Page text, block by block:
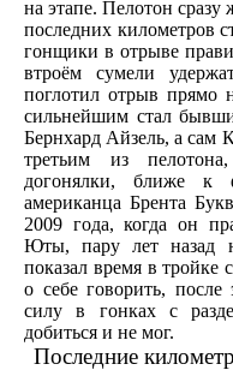
на этапе. Пелотон сразу
последних километров
гонщики в отрыве
втроём сумели
поглотил отрыв прямо
сильнейшим стал
Бернхард Айзель, а
третьим из
догонялки, ближе к
американца Брента
2009 года, когда он
Юты, пару лет назад
показал время в тройке
о себе говорить,
силу в гонках с
добиться и не мог.
Последние